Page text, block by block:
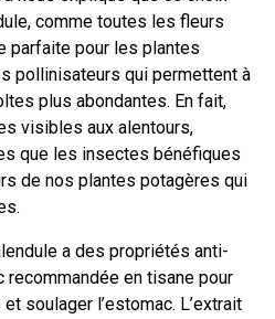
comme toutes les fleurs
parfaite pour les plantes
pollinisateurs qui permettent à
plus abondantes. En fait,
visibles aux alentours,
que les insectes bénéfiques
de nos plantes potagères qui
a des propriétés anti-
en tisane pour
soulager l’estomac. L’extrait